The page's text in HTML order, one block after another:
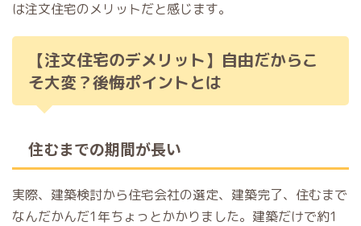
は注文住宅のメリットだと感じます。
【注文住宅のデメリット】自由だからこ
そ大変？後悔ポイントとは
住むまでの期間が長い
実際、建築検討から住宅会社の選定、建築完了、住むまで
なんだかんだ1年ちょっとかかりました。建築だけで約1